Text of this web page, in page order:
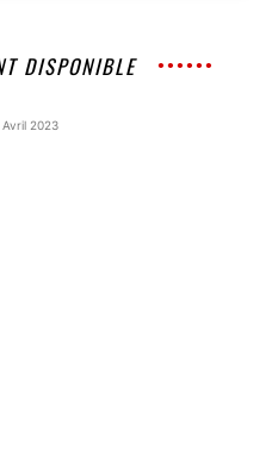
DISPONIBLE
Avril 2023